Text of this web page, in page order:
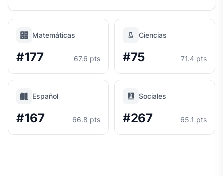
Matemáticas
#177 67.6 pts
Ciencias
#75 71.4 pts
Español
#167 66.8 pts
Sociales
#267 65.1 pts